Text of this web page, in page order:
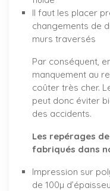
Il faut les placer
changements de
murs traversés
Par conséquent,
manquement au
coûter très cher.
peut donc éviter
des accidents.
Les repérages
fabriqués dans
Impression sur
de 100µ